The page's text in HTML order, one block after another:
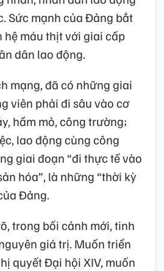
Sức mạnh của Đảng bắt
hệ máu thịt với giai cấp
dân lao động.
mạng, đã có những giai
viên phải đi sâu vào cơ
hầm mỏ, công trường;
lao động cùng công
giai đoạn “đi thực tế vào
hóa”, là những “thời kỳ
Đảng.
trong bối cảnh mới, tinh
giá trị. Muốn triển
quyết Đại hội XIV, muốn